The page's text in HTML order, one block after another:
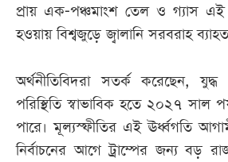
প্রায় এক-পঞ্চমাংশ তেল ও গ্যাস এই
হওয়ায় বিশ্বজুড়ে জ্বালানি সরবরাহ
অর্থনীতিবিদরা সতর্ক করেছেন,
পরিস্থিতি স্বাভাবিক হতে ২০২৭ সাল
পারে। মূল্যস্ফীতির এই ঊর্ধ্বগতি
নির্বাচনের আগে ট্রাম্পের জন্য বড়